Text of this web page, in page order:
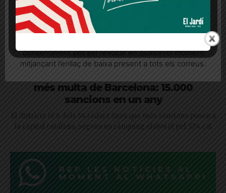
més multa de Barcelona: 15.000
sancions en un any
El districte té 6 dels 34 radars fixos que més sancions posen a
la capital catalana, segons un rànquing elaborat pel 324.cat
REP LES NOTÍCIES AL
MOMENT AL WHATSAPP!
Quan l’usuari crea un compte al Diari el Jardí, dona el
seu consentiment explícit per rebre comunicacions
consentiment pot ser revocat en qualsevol moment
mitjançant l’enllaç de baixa present a tots els correus.